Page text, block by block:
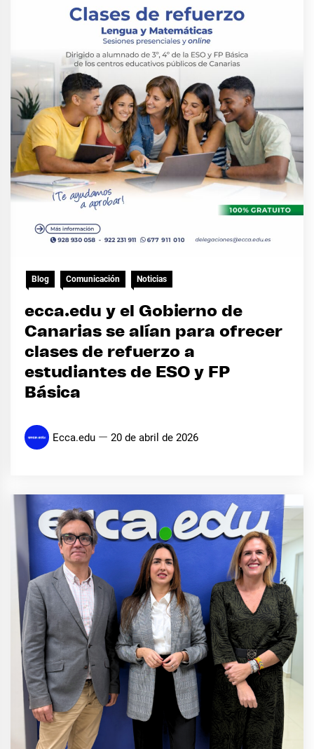
Blog Comunicación Noticias
ecca.edu y el Gobierno de
Canarias se alían para ofrecer
clases de refuerzo a
estudiantes de ESO y FP
Básica
Ecca.edu 20 de abril de 2026